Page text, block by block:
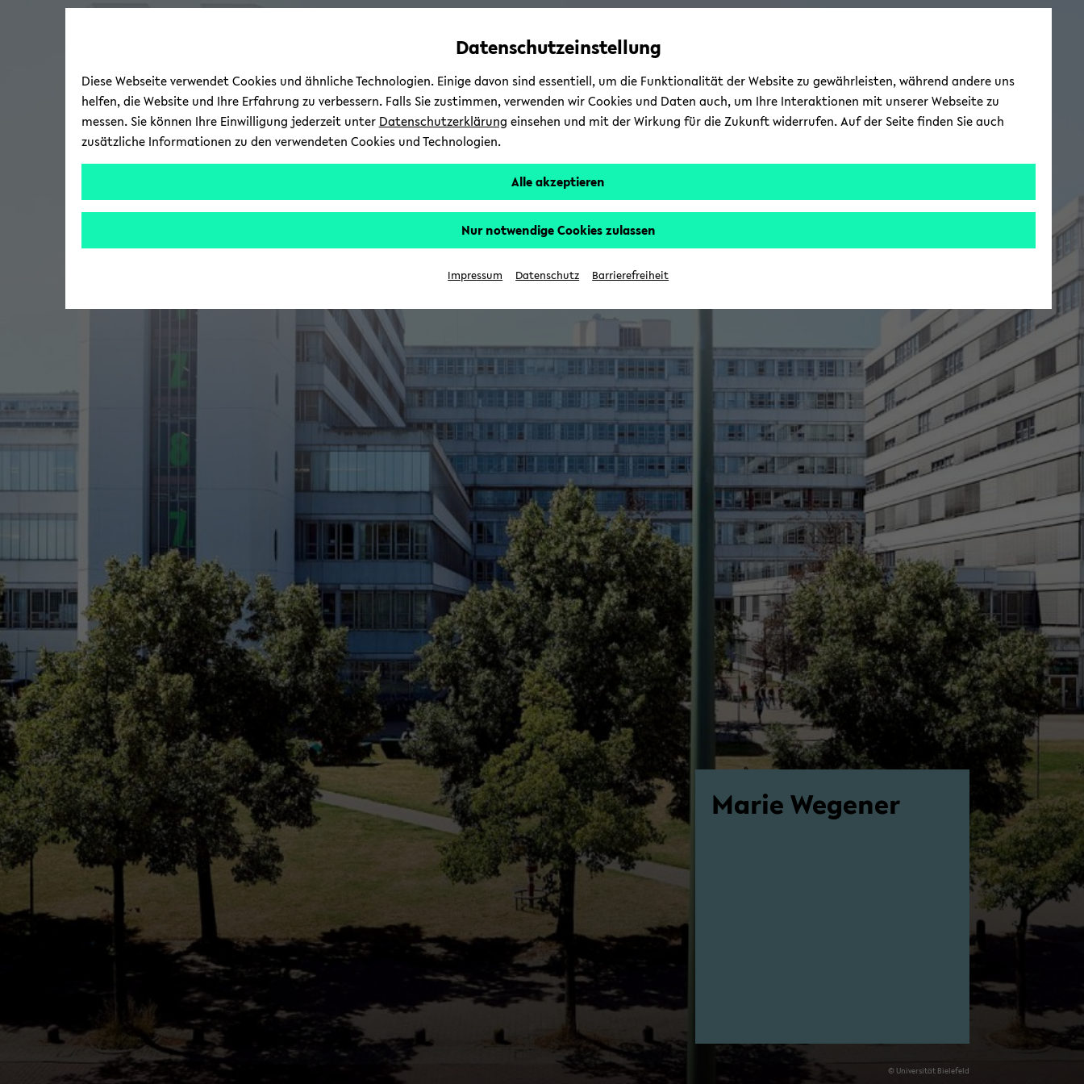
Automatische
vermeiden
skip
main
skip
main
skip
footer
Marie We­ge­ner
© Uni­ver­si­tät Bie­le­feld
Datenschutzeinstellung
Diese Webseite verwendet Cookies und ähnliche Technologien. Einige davon sind essentiell, um die Funktionalität der Website zu gewährleisten, während andere uns
helfen, die Website und Ihre Erfahrung zu verbessern. Falls Sie zustimmen, verwenden wir Cookies und Daten auch, um Ihre Interaktionen mit unserer Webseite zu
messen. Sie können Ihre Einwilligung jederzeit unter Datenschutzerklärung einsehen und mit der Wirkung für die Zukunft widerrufen. Auf der Seite finden Sie auch
zusätzliche Informationen zu den verwendeten Cookies und Technologien.
Alle akzeptieren
Nur notwendige Cookies zulassen
Impressum Datenschutz Barrierefreiheit